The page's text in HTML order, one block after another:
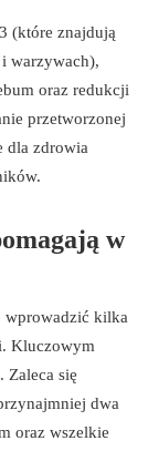
(które znajdują
warzywach),
oraz redukcji
przetworzonej
dla zdrowia
w
wprowadzić kilka
Kluczowym
. Zaleca się
dwa
oraz wszelkie